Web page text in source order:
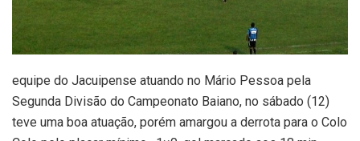
equipe do Jacuipense atuando no Mário Pessoa pela
Segunda Divisão do Campeonato Baiano, no sábado (12)
teve uma boa atuação, porém amargou a derrota para o Colo